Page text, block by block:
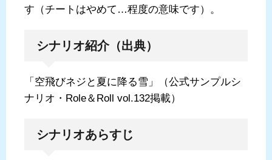
す（チートはやめて…程度の意味です）。
シナリオ紹介（出典）
「空飛びネジと夏に降る雪」（公式サンプルシ
ナリオ・Role＆Roll vol.132掲載）
シナリオあらすじ